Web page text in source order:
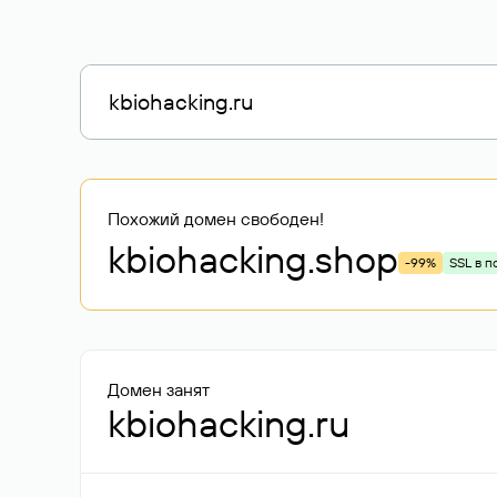
Похожий домен свободен!
kbiohacking.shop -99% SSL в
Домен занят
kbiohacking.ru